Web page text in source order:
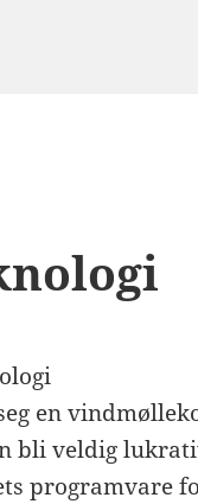
en
bli veldig
programvare